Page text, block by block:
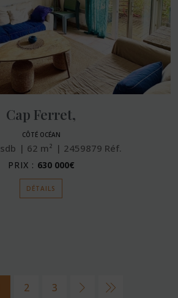
Cap Ferret,
CÔTÉ OCÉAN
sdb 62 m² 2459879 Réf.
PRIX : 630 000€
DÉTAILS
2 3